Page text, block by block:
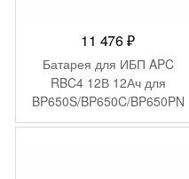
11 476₽
Батарея для ИБП APC
RBC4 12В 12Ач для
BP650S/BP650C/BP650PN
P/BK650M/BK650S/SU620N